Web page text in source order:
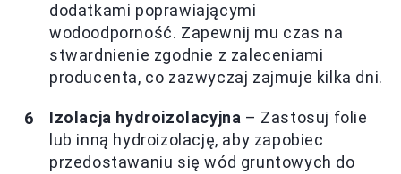
dodatkami poprawiającymi
wodoodporność. Zapewnij mu czas na
stwardnienie zgodnie z zaleceniami
producenta, co zazwyczaj zajmuje kilka dni.
Izolacja hydroizolacyjna – Zastosuj folie
lub inną hydroizolację, aby zapobiec
przedostawaniu się wód gruntowych do